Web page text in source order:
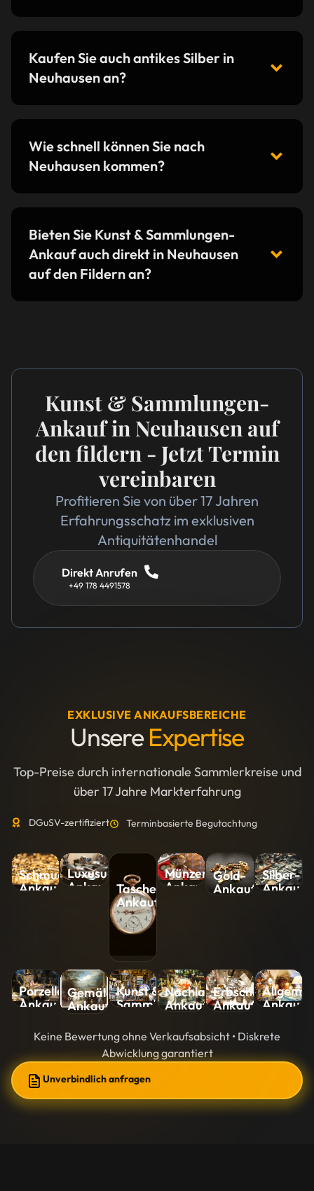
Kaufen Sie auch antikes Silber in
Neuhausen an?
Wie schnell können Sie nach
Neuhausen kommen?
Bieten Sie Kunst & Sammlungen-
Ankauf auch direkt in Neuhausen
auf den Fildern an?
Kunst & Sammlungen-
Ankauf in Neuhausen auf
den fildern - Jetzt Termin
vereinbaren
Profitieren Sie von über 17 Jahren
Erfahrungsschatz im exklusiven
Antiquitätenhandel
Direkt Anrufen
+49 178 4491578
EXKLUSIVE ANKAUFSBEREICHE
UnsereExpertise
Top-Preise durch internationale Sammlerkreise und
über 17 Jahre Markterfahrung
DGuSV-zertifiziert Terminbasierte Begutachtung
Schmuck-
Ankauf
Luxusuhren-
Ankauf
Taschenuhren-
Ankauf
Münzen-
Ankauf
Gold-
Ankauf
Silber-
Ankauf
Porzellan-
Ankauf
Gemälde-
Ankauf
Kunst &
Sammlungen-
Nachlass-
Ankauf
Erbschaft-
Ankauf Ankauf
Keine Bewertung ohne Verkaufsabsicht • Diskrete
Abwicklung garantiert
Unverbindlich anfragen